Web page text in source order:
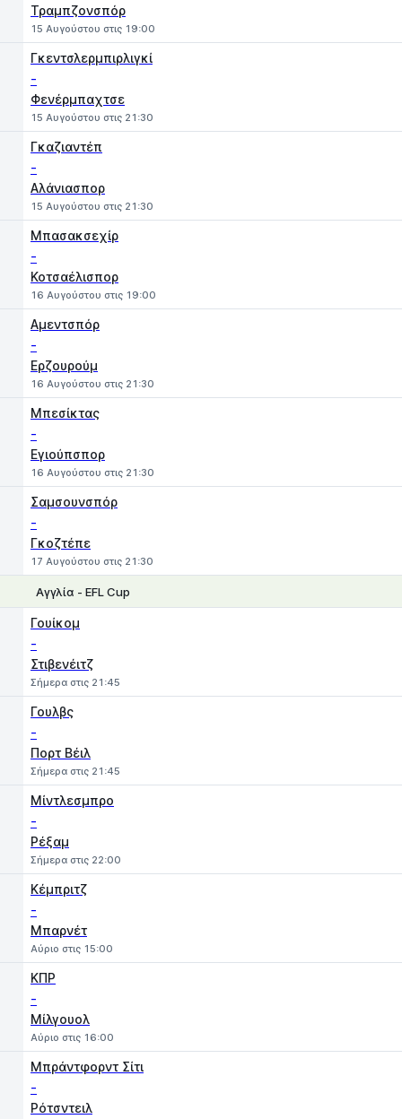
Τραμπζονσπόρ
15 Αυγούστου στις 19:00
Γκεντσλερμπιρλιγκί
-
Φενέρμπαχτσε
15 Αυγούστου στις 21:30
Γκαζιαντέπ
-
Αλάνιασπορ
15 Αυγούστου στις 21:30
Μπασακσεχίρ
-
Κοτσαέλισπορ
16 Αυγούστου στις 19:00
Αμεντσπόρ
-
Ερζουρούμ
16 Αυγούστου στις 21:30
Μπεσίκτας
-
Εγιούπσπορ
16 Αυγούστου στις 21:30
Σαμσουνσπόρ
-
Γκοζτέπε
17 Αυγούστου στις 21:30
Αγγλία - EFL Cup
Γουίκομ
-
Στιβενέιτζ
Σήμερα στις 21:45
Γουλβς
-
Πορτ Βέιλ
Σήμερα στις 21:45
Μίντλεσμπρο
-
Ρέξαμ
Σήμερα στις 22:00
Κέμπριτζ
-
Μπαρνέτ
Αύριο στις 15:00
ΚΠΡ
-
Μίλγουολ
Αύριο στις 16:00
Μπράντφορντ Σίτι
-
Ρότσντειλ